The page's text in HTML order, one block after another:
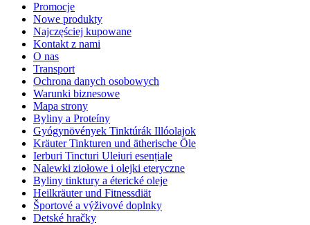
Promocje
Nowe produkty
Najczęściej kupowane
Kontakt z nami
O nas
Transport
Ochrona danych osobowych
Warunki biznesowe
Mapa strony
Byliny a Proteíny
Gyógynövények Tinktúrák Illóolajok
Kräuter Tinkturen und ätherische Öle
Ierburi Tincturi Uleiuri esențiale
Nalewki ziołowe i olejki eteryczne
Byliny tinktury a éterické oleje
Heilkräuter und Fitnessdiät
Športové a výživové doplnky
Detské hračky